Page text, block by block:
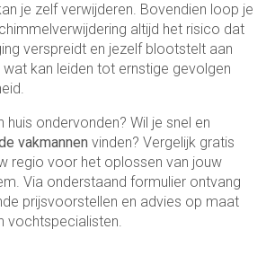
je zelf verwijderen. Bovendien loop je
altijd het risico dat
verspreidt en jezelf blootstelt aan
kan leiden tot ernstige gevolgen
huis ondervonden? Wil je snel en
vakmannen vinden? Vergelijk gratis
regio voor het oplossen van jouw
Via onderstaand formulier ontvang
prijsvoorstellen en advies op maat
vochtspecialisten.